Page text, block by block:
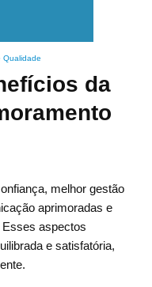
Qualidade
da
melhor gestão
aprimoradas e
aspectos
e satisfatória,